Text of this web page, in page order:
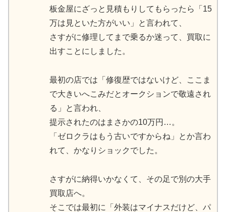
板金屋にざっと見積もりしてもらったら「15
万は見といた方がいい」と言われて、
さすがに修理してまで乗るか迷って、買取に
出すことにしました。
最初の店では「修復歴ではないけど、ここま
で大きいへこみだとオークションで敬遠され
る」と言われ、
提示されたのはまさかの10万円…。
「ゼロクラはもう古いですからね」とか言わ
れて、かなりショックでした。
さすがに納得いかなくて、その足で別の大手
買取店へ。
そこでは最初に「外装はマイナスだけど、パ